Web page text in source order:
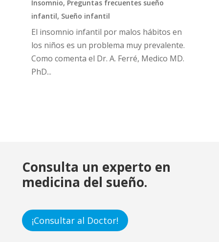
Insomnio, Preguntas frecuentes sueño
infantil, Sueño infantil
El insomnio infantil por malos hábitos en
los niños es un problema muy prevalente.
Como comenta el Dr. A. Ferré, Medico MD.
PhD...
Consulta un experto en
medicina del sueño.
¡Consultar al Doctor!